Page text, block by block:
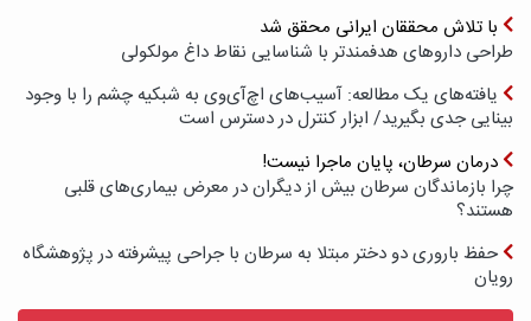
با تلاش محققان ایرانی محقق شد
طراحی داروهای هدفمندتر با شناسایی نقاط داغ مولکولی
یافته‌های یک مطالعه: آسیب‌های اچ‌آی‌وی به شبکیه چشم را با وجود
بینایی جدی بگیرید/ ابزار کنترل در دسترس است
درمان سرطان، پایان ماجرا نیست!
چرا بازماندگان سرطان بیش از دیگران در معرض بیماری‌های قلبی
هستند؟
حفظ باروری دو دختر مبتلا به سرطان با جراحی پیشرفته در پژوهشگاه
رویان